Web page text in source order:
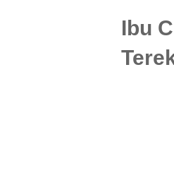
Ibu